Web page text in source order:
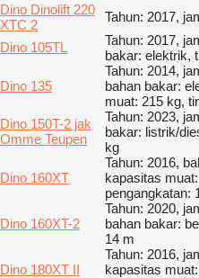
Dino Dinolift 220
XTC 2
Tahun: 2017,
Dino 105TL
Tahun: 2017,
bakar: elektrik,
Dino 135
Tahun: 2014,
bahan bakar:
muat: 215 kg,
Dino 150T-2 jak
Omme Teupen
Tahun: 2023,
bakar: listrik/
kg
Dino 160XT
Tahun: 2016,
kapasitas
pengangkatan:
Dino 160XT-2
Tahun: 2020,
bahan bakar:
14 m
Dino 180XT II
Tahun: 2016,
kapasitas